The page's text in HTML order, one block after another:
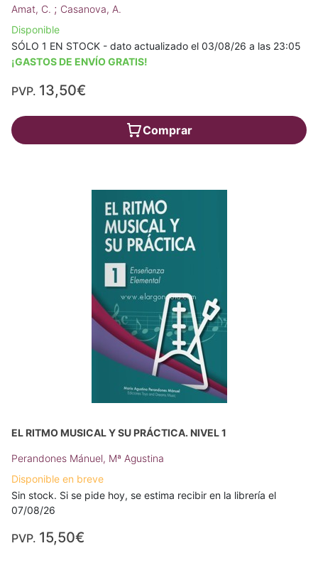
Amat, C. ; Casanova, A.
Disponible
SÓLO 1 EN STOCK - dato actualizado el 03/08/26 a las 23:05
¡GASTOS DE ENVÍO GRATIS!
PVP. 13,50€
Comprar
EL RITMO MUSICAL Y SU PRÁCTICA. NIVEL 1
Perandones Mánuel, Mª Agustina
Disponible en breve
Sin stock. Si se pide hoy, se estima recibir en la librería el
07/08/26
PVP. 15,50€